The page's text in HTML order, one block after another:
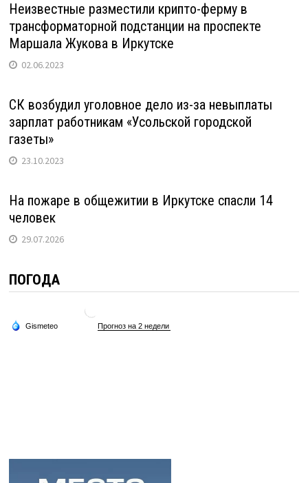
Неизвестные разместили крипто-ферму в
трансформаторной подстанции на проспекте
Маршала Жукова в Иркутске
02.06.2023
СК возбудил уголовное дело из-за невыплаты
зарплат работникам «Усольской городской
газеты»
23.10.2023
На пожаре в общежитии в Иркутске спасли 14
человек
29.07.2026
ПОГОДА